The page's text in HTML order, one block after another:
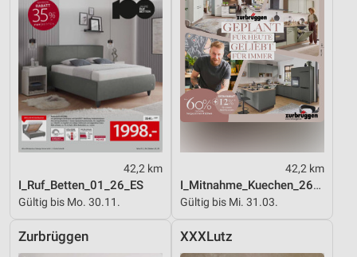
42,2 km
I_Ruf_Betten_01_26_ES
Gültig bis Mo. 30.11.
42,2 km
I_Mitnahme_Kuechen_26_ES
Gültig bis Mi. 31.03.
Zurbrüggen XXXLutz